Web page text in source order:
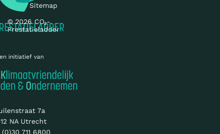
initiatief van
7a
NA Utrecht
(0)30 711 6800
© 2026 CO₂-
Prestatieladder
Sitemap